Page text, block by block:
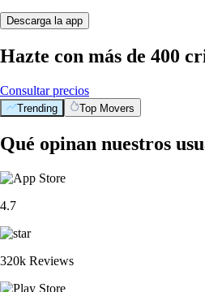
Descarga la app
Hazte con más de 400
Consultar precios
Trending Top Movers
Qué opinan nuestros
4.7
320k Reviews